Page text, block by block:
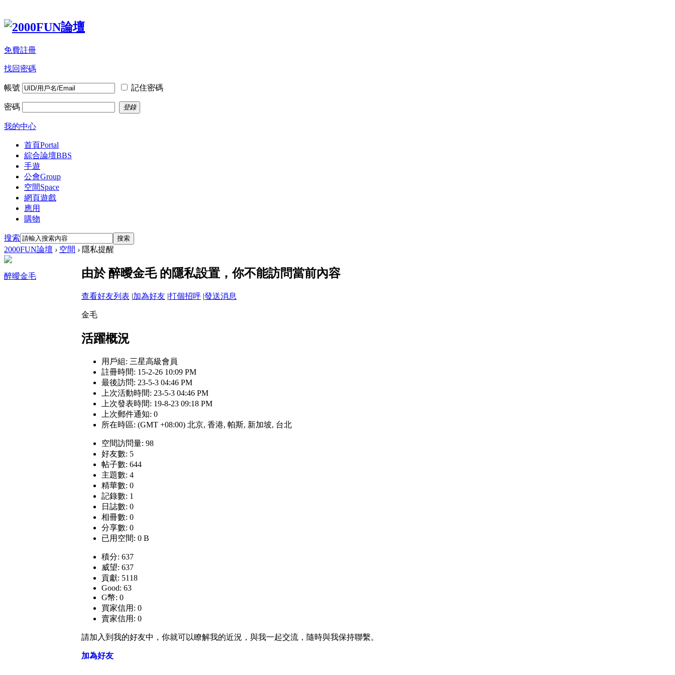
免費註冊
找回密碼
帳號 記住密碼
密碼 登錄
我的中心
首頁Portal
綜合論壇BBS
手遊
公會Group
空間Space
網頁遊戲
應用
購物
搜索 搜索
2000FUN論壇 › 空間 › 隱私提醒
醉曖金毛 由於 醉曖金毛 的隱私設置，你不能訪問當前內容
查看好友列表 |加為好友 |打個招呼 |發送消息
金毛
活躍概況
用戶組: 三星高級會員
註冊時間: 15-2-26 10:09 PM
最後訪問: 23-5-3 04:46 PM
上次活動時間: 23-5-3 04:46 PM
上次發表時間: 19-8-23 09:18 PM
上次郵件通知: 0
所在時區: (GMT +08:00) 北京, 香港, 帕斯, 新加坡, 台北
空間訪問量: 98
好友數: 5
帖子數: 644
主題數: 4
精華數: 0
記錄數: 1
日誌數: 0
相冊數: 0
分享數: 0
已用空間: 0 B
積分: 637
威望: 637
貢獻: 5118
Good: 63
G幣: 0
買家信用: 0
賣家信用: 0
請加入到我的好友中，你就可以瞭解我的近況，與我一起交流，隨時與我保持聯繫。
加為好友